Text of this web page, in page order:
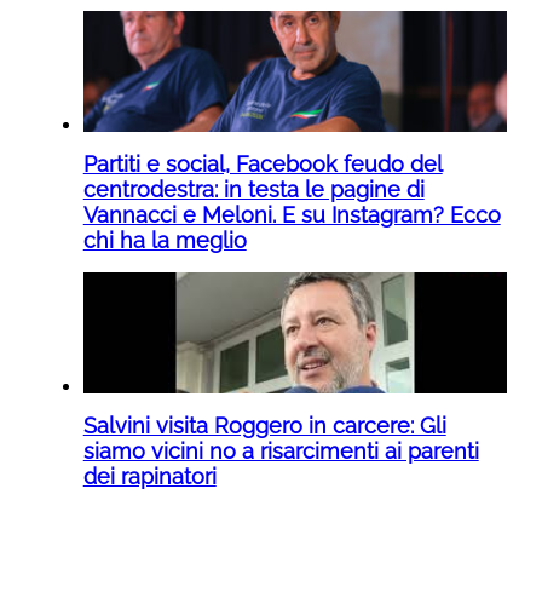
Partiti e social, Facebook feudo del
centrodestra: in testa le pagine di
Vannacci e Meloni. E su Instagram? Ecco
chi ha la meglio
Salvini visita Roggero in carcere: Gli
siamo vicini no a risarcimenti ai parenti
dei rapinatori